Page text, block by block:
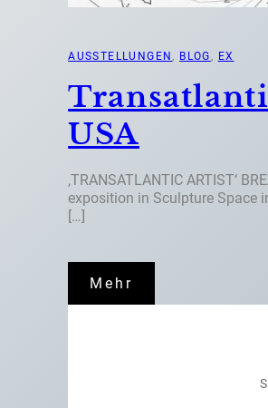
AUSSTELLUNGEN BLOG EX
USA
‚TRANSATLANTIC ARTIST‘
exposition in Sculpture Space
[…]
Mehr